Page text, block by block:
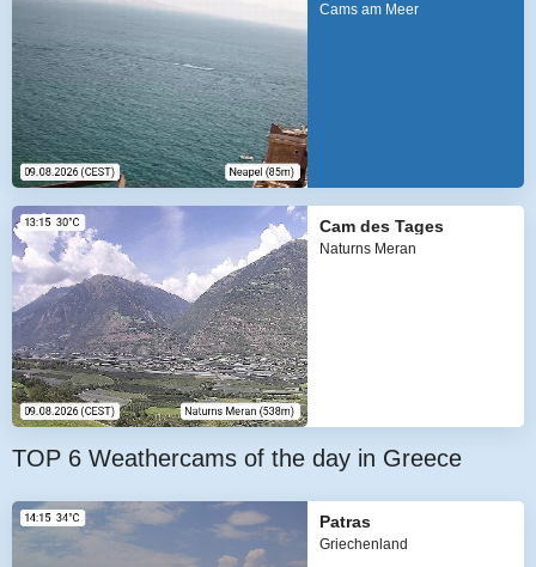
Cams am Meer
Cam des Tages
Naturns Meran
TOP 6 Weathercams of the day in Greece
Patras
Griechenland